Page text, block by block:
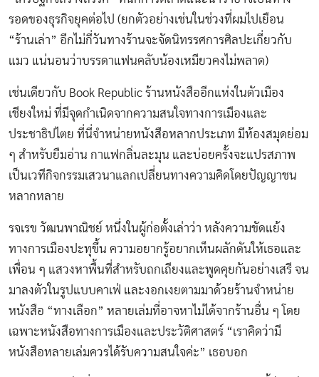
รอดของธุรกิจยุคต่อไป (ยกตัวอย่างเช่นในช่วงที่ผมไปเยือน
“ร้านเล่า” อีกไม่กี่วันทางร้านจะจัดนิทรรศการศิลปะเกี่ยวกับ
แมว แน่นอนว่าบรรดาแฟนคลับน้องเหมียวคงไม่พลาด)
เช่นเดียวกับ Book Republic ร้านหนังสืออีกแห่งในตัวเมือง
เชียงใหม่ ที่มีจุดกำเนิดจากความสนใจทางการเมืองและ
ประชาธิปไตย ที่นี่จำหน่ายหนังสือหลากประเภท มีห้องสมุดย่อม
ๆ สำหรับยืมอ่าน กาแฟกลิ่นละมุน และบ่อยครั้งจะแปรสภาพ
เป็นเวทีกิจกรรมเสวนาแลกเปลี่ยนทางความคิดโดยปัญญาชน
หลากหลาย
รจเรข วัฒนพาณิชย์ หนึ่งในผู้ก่อตั้งเล่าว่า หลังความขัดแย้ง
ทางการเมืองปะทุขึ้น ความอยากรู้อยากเห็นผลักดันให้เธอและ
เพื่อน ๆ แสวงหาพื้นที่สำหรับถกเถียงและพูดคุยกันอย่างเสรี จน
มาลงตัวในรูปแบบคาเฟ่ และงอกเงยตามมาด้วยร้านจำหน่าย
หนังสือ “ทางเลือก” หลายเล่มที่อาจหาไม่ได้จากร้านอื่น ๆ โดย
เฉพาะหนังสือทางการเมืองและประวัติศาสตร์ “เราคิดว่ามี
หนังสือหลายเล่มควรได้รับความสนใจค่ะ” เธอบอก